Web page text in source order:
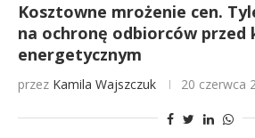
Kosztowne mrożenie cen.
na ochronę odbiorców przed
energetycznym
przez Kamila Wajszczuk 20 czerwca